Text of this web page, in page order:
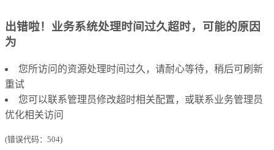
出错啦！业务系统处理时间过久超时，可能的原因
为
您所访问的资源处理时间过久，请耐心等待，稍后可刷新
重试
您可以联系管理员修改超时相关配置，或联系业务管理员
优化相关访问
(错误代码：504)